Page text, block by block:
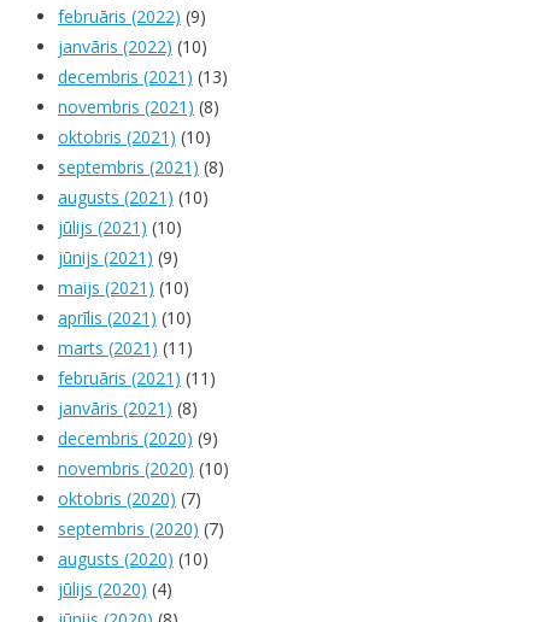
februāris (2022) (9)
janvāris (2022) (10)
decembris (2021) (13)
novembris (2021) (8)
oktobris (2021) (10)
septembris (2021) (8)
augusts (2021) (10)
jūlijs (2021) (10)
jūnijs (2021) (9)
maijs (2021) (10)
aprīlis (2021) (10)
marts (2021) (11)
februāris (2021) (11)
janvāris (2021) (8)
decembris (2020) (9)
novembris (2020) (10)
oktobris (2020) (7)
septembris (2020) (7)
augusts (2020) (10)
jūlijs (2020) (4)